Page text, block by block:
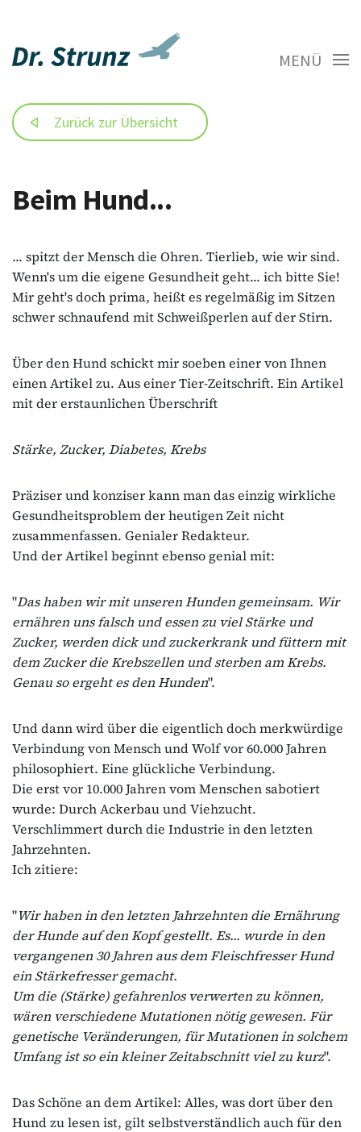
MENÜ
Zurück zur Übersicht
Beim Hund...
... spitzt der Mensch die Ohren. Tierlieb, wie wir sind.
Wenn's um die eigene Gesundheit geht... ich bitte Sie!
Mir geht's doch prima, heißt es regelmäßig im Sitzen
schwer schnaufend mit Schweißperlen auf der Stirn.
Über den Hund schickt mir soeben einer von Ihnen
einen Artikel zu. Aus einer Tier-Zeitschrift. Ein Artikel
mit der erstaunlichen Überschrift
Stärke, Zucker, Diabetes, Krebs
Präziser und konziser kann man das einzig wirkliche
Gesundheitsproblem der heutigen Zeit nicht
zusammenfassen. Genialer Redakteur.
Und der Artikel beginnt ebenso genial mit:
"Das haben wir mit unseren Hunden gemeinsam. Wir
ernähren uns falsch und essen zu viel Stärke und
Zucker, werden dick und zuckerkrank und füttern mit
dem Zucker die Krebszellen und sterben am Krebs.
Genau so ergeht es den Hunden".
Und dann wird über die eigentlich doch merkwürdige
Verbindung von Mensch und Wolf vor 60.000 Jahren
philosophiert. Eine glückliche Verbindung.
Die erst vor 10.000 Jahren vom Menschen sabotiert
wurde: Durch Ackerbau und Viehzucht.
Verschlimmert durch die Industrie in den letzten
Jahrzehnten.
Ich zitiere:
"Wir haben in den letzten Jahrzehnten die Ernährung
der Hunde auf den Kopf gestellt. Es... wurde in den
vergangenen 30 Jahren aus dem Fleischfresser Hund
ein Stärkefresser gemacht.
Um die (Stärke) gefahrenlos verwerten zu können,
wären verschiedene Mutationen nötig gewesen. Für
genetische Veränderungen, für Mutationen in solchem
Umfang ist so ein kleiner Zeitabschnitt viel zu kurz".
Das Schöne an dem Artikel: Alles, was dort über den
Hund zu lesen ist, gilt selbstverständlich auch für den